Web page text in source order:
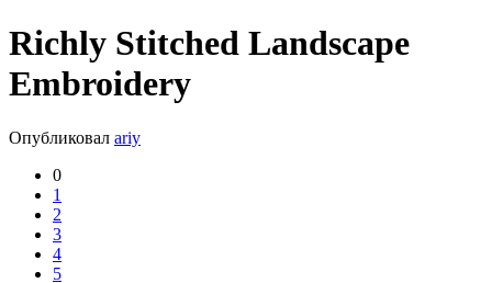
Richly Stitched Landscape
Embroidery
Опубликовал ariy
0
1
2
3
4
5